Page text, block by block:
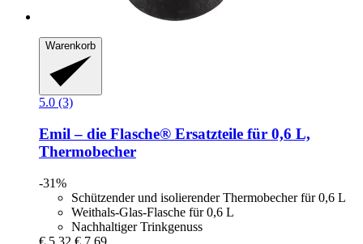
Warenkorb
5.0 (3)
Emil – die Flasche® Ersatzteile für 0,6 L,
Thermobecher
-31%
Schützender und isolierender Thermobecher für 0,6 L
Weithals-Glas-Flasche für 0,6 L
Nachhaltiger Trinkgenuss
€ 5,32 € 7,69